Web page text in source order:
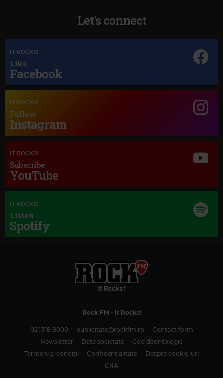
Magic Jazz
FRÉDÉRIC CHOPIN–FANTAISIE-IMPROMPTU IN C-SHARP MINOR, OP. 66
Let's connect
IT ROCKS!
Like
Facebook
IT ROCKS!
Follow
Instagram
IT ROCKS!
Subscribe
YouTube
IT ROCKS!
Listen
Spotify
Rock FM– It Rocks!
021 318 8000 publicitate@rockfm.ro
Contact form
Newsletter
Date societate
Cod deontologic
Termeni și condiții
Confidențialitate
Despre cookie-uri
CNA